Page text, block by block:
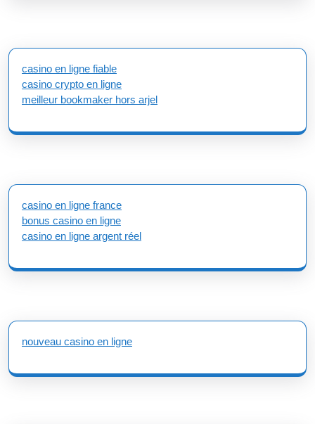
casino en ligne fiable
casino crypto en ligne
meilleur bookmaker hors arjel
casino en ligne france
bonus casino en ligne
casino en ligne argent réel
nouveau casino en ligne